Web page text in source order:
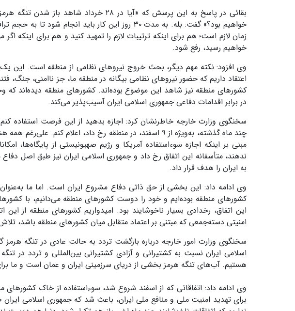
بقائی در پاسخ به این پرسش که «آیا در ۲۸
خواهیم رسید، رفع شود.
وی افزود: نکته مهم دیگر، بحث خروج نیروهای نظامی از منطقه است. این
اعتقاد داریم که حضور نیروهای نظامی بیگانه در منطقه ما، جز ناامنی، جنگ،
کشورهای منطقه نیز شاهد این موضوع بوده‌اند. کشورهای منطقه دیده‌اند که
در برابر اقدامات دفاعی جمهوری اسلامی ایران آسیب‌پذیر می‌کند.
سخنگوی وزارت خارجه خاطرنشان کرد: اجازه بدهید از این فرصت استفاده کنم
چند ماه گذشته، به‌ویژه از ۹ اسفند، در منطقه رخ داد، اعلام
مبنی بر اینکه اجازه سوءاستفاده آمریکا و رژیم صهیونیستی از پایگاه‌ها،
ندهند، متأسفانه این اتفاق رخ داد و جمهوری اسلامی ایران نیز طبق اصل
به ایران را هدف قرار داد.
وی ادامه داد: این بخشی از حق ذاتی دفاع مشروع ایران است. اما ما
کشورهای منطقه بوده‌ایم و خود را دوست کشورهای منطقه می‌دانیم، با
این اتفاق، رخدادی بسیار ناخوشایند بود. امیدواریم کشورهای منطقه از
امنیتی دسته‌جمعی که مبتنی بر اعتماد متقابل میان کشورهای منطقه باشد،
سخنگوی وزارت امور خارجه درباره بازگشت تردد به حالت عادی در تنگه هرمز
اسلامی ایران نسبت به کشتیرانی و آزادی کشتیرانی بین‌المللی و تردد در
هستیم. آب‌های تنگه هرمز بخشی از دریای سرزمینی ایران و عمان است و ما
وی ادامه داد: اتفاقاتی که از اسفند شروع شد، سوءاستفاده از خاک کشورهای
برای تهدید امنیت ملی و منافع ملی ایران، باعث شد که جمهوری اسلامی